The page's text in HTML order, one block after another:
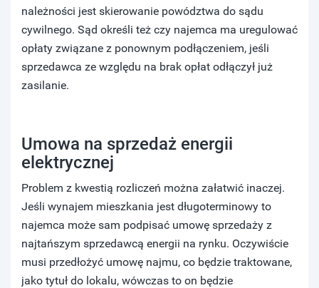
należności jest skierowanie powództwa do sądu
cywilnego. Sąd określi też czy najemca ma uregulować
opłaty związane z ponownym podłączeniem, jeśli
sprzedawca ze względu na brak opłat odłączył już
zasilanie.
Umowa na sprzedaż energii
elektrycznej
Problem z kwestią rozliczeń można załatwić inaczej.
Jeśli wynajem mieszkania jest długoterminowy to
najemca może sam podpisać umowę sprzedaży z
najtańszym sprzedawcą energii na rynku. Oczywiście
musi przedłożyć umowę najmu, co będzie traktowane,
jako tytuł do lokalu, wówczas to on będzie